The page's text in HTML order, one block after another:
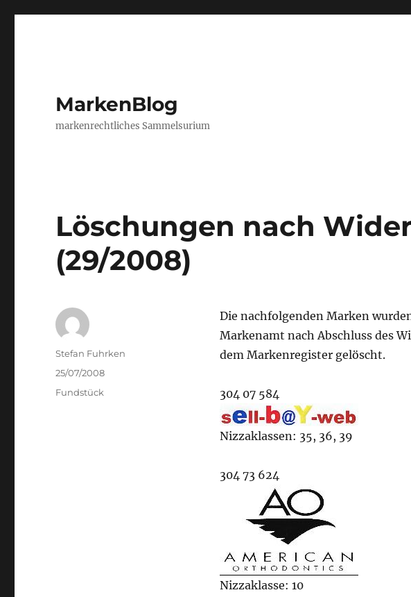
MarkenBlog
markenrechtliches Sammelsurium
Löschungen nach
(29/2008)
Die nachfolgenden Marken
Markenamt nach Abschluss des
dem Markenregister gelöscht.
304 07 584
Nizzaklassen: 35, 36, 39
304 73 624
Nizzaklasse: 10
Author
Stefan Fuhrken
Posted
25/07/2008
Categories
Fundstück